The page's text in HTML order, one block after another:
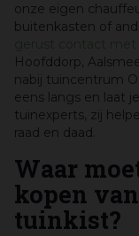
onze eigen
buitenkasten of
Hoofddorp,
nabij tuincentrum
eens langs en laat
tuinexperts, zij
raad en daad.
Waar
kopen
tuinkist?